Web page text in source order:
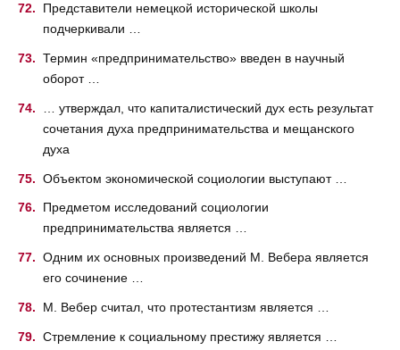
Представители немецкой исторической школы
подчеркивали …
Термин «предпринимательство» введен в научный
оборот …
… утверждал, что капиталистический дух есть результат
сочетания духа предпринимательства и мещанского
духа
Объектом экономической социологии выступают …
Предметом исследований социологии
предпринимательства является …
Одним их основных произведений М. Вебера является
его сочинение …
М. Вебер считал, что протестантизм является …
Стремление к социальному престижу является …